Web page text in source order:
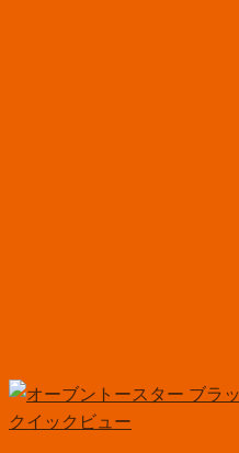
クイックビュー